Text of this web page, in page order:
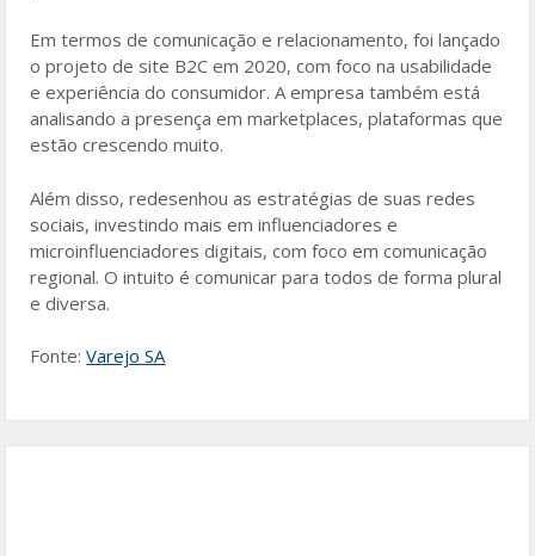
Em termos de comunicação e relacionamento, foi lançado
o projeto de site B2C em 2020, com foco na usabilidade
e experiência do consumidor. A empresa também está
analisando a presença em marketplaces, plataformas que
estão crescendo muito.
Além disso, redesenhou as estratégias de suas redes
sociais, investindo mais em influenciadores e
microinfluenciadores digitais, com foco em comunicação
regional. O intuito é comunicar para todos de forma plural
e diversa.
Fonte:Varejo SA